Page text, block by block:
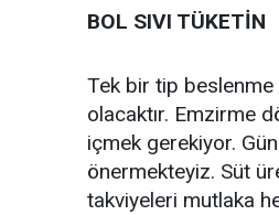
BOL SIVI TÜKETİN
Tek bir tip
olacaktır. Emzirme
içmek gerekiyor.
önermekteyiz. Süt
takviyeleri mutlaka